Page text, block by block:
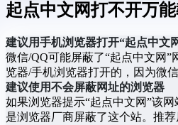
起点中文网打不开万
建议用手机浏览器打开“起点中文
微信/QQ可能屏蔽了“起点中文网”
览器/手机浏览器打开的，因为微
建议使用不会屏蔽网址的浏览器
如果浏览器提示“起点中文网”该
是浏览器厂商屏蔽了这个站。推